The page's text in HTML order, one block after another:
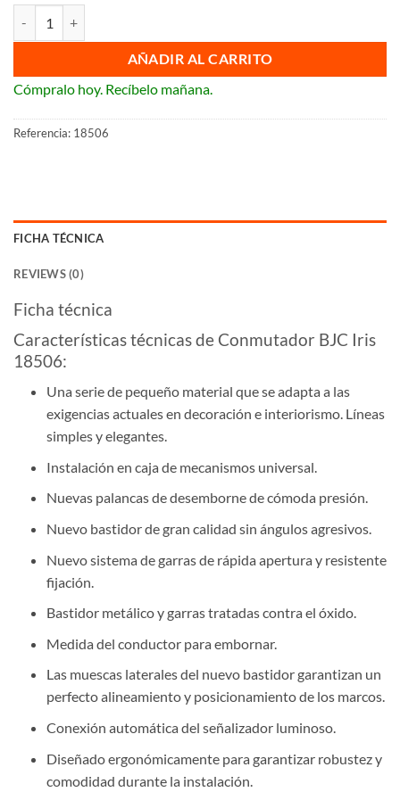
AÑADIR AL CARRITO
Cómpralo hoy. Recíbelo mañana.
Referencia: 18506
FICHA TÉCNICA
REVIEWS (0)
Ficha técnica
Características técnicas de Conmutador BJC Iris
18506:
Una serie de pequeño material que se adapta a las
exigencias actuales en decoración e interiorismo. Líneas
simples y elegantes.
Instalación en caja de mecanismos universal.
Nuevas palancas de desemborne de cómoda presión.
Nuevo bastidor de gran calidad sin ángulos agresivos.
Nuevo sistema de garras de rápida apertura y resistente
fijación.
Bastidor metálico y garras tratadas contra el óxido.
Medida del conductor para embornar.
Las muescas laterales del nuevo bastidor garantizan un
perfecto alineamiento y posicionamiento de los marcos.
Conexión automática del señalizador luminoso.
Diseñado ergonómicamente para garantizar robustez y
comodidad durante la instalación.